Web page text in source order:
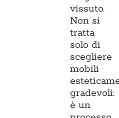
vissuto.
Non si
tratta
solo di
scegliere
mobili
gradevoli:
è un